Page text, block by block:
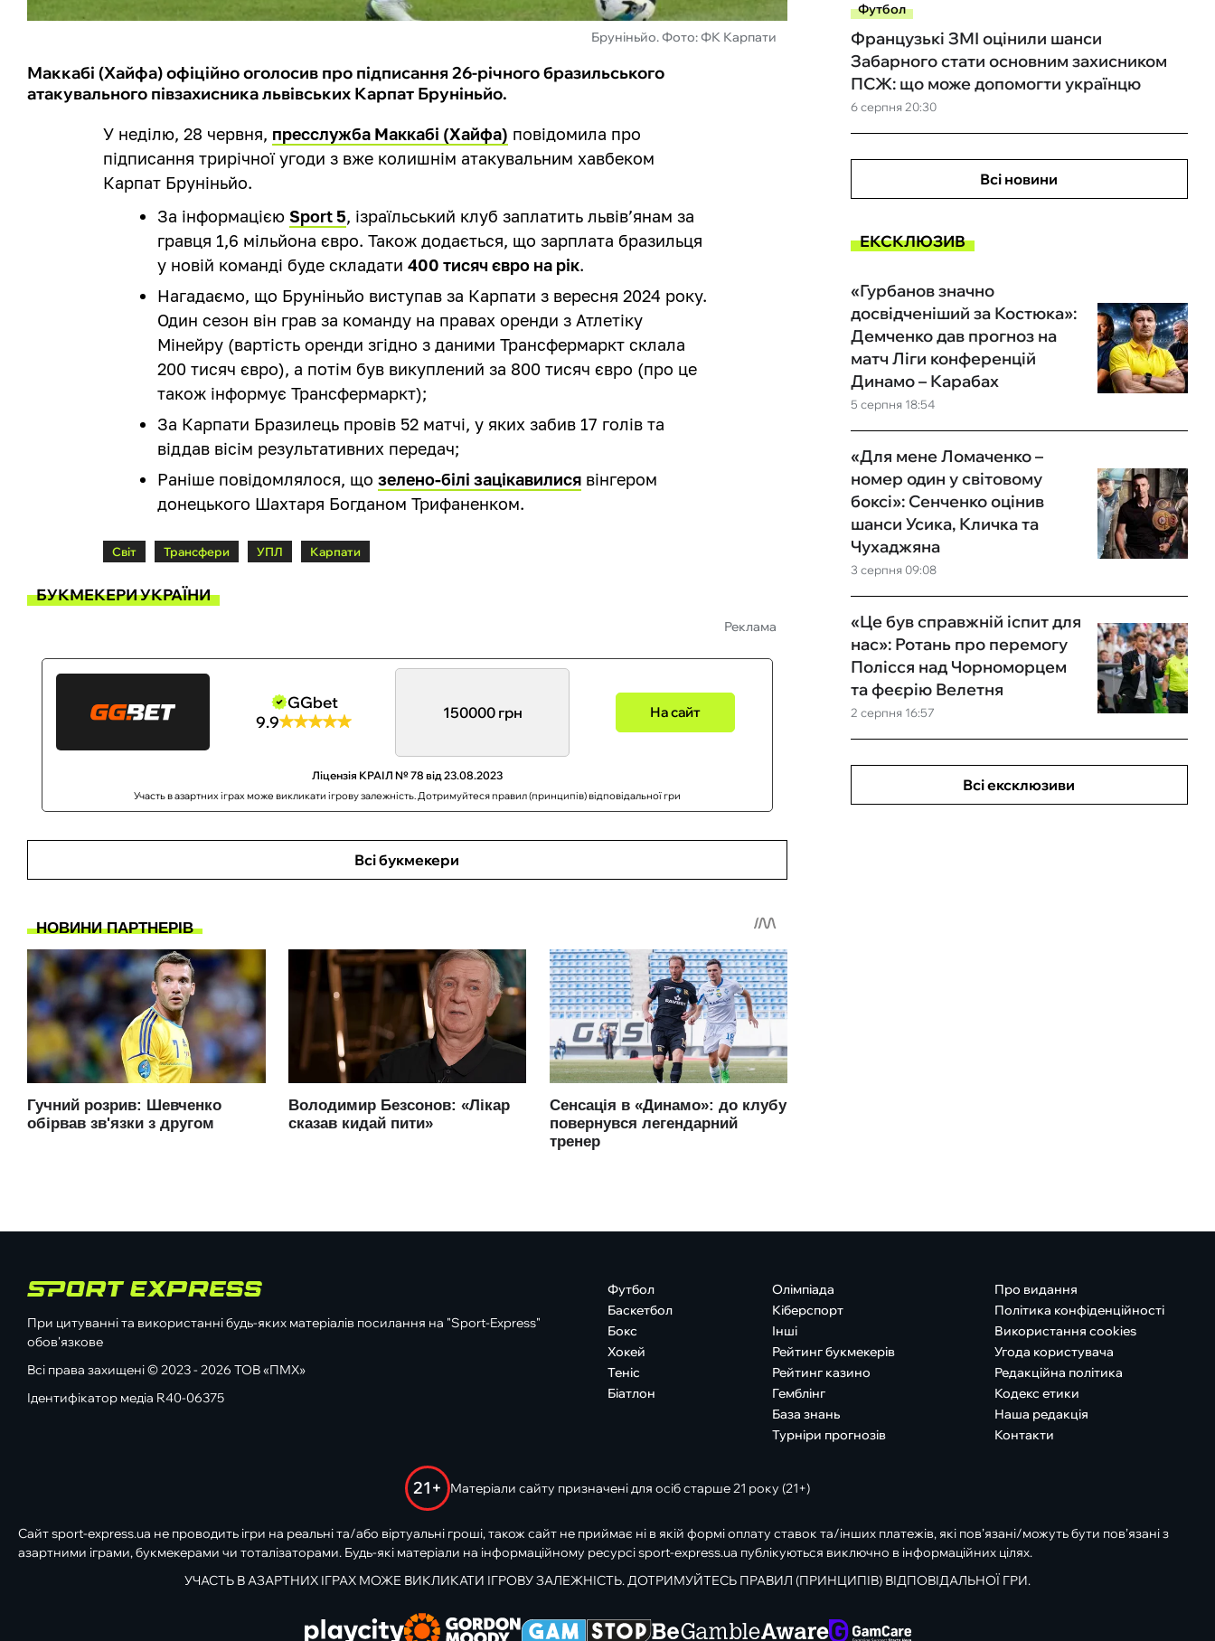
Бруніньйо. Фото: ФК Карпати
Маккабі (Хайфа) офіційно оголосив про підписання 26-річного бразильського
атакувального півзахисника львівських Карпат Бруніньйо.
У неділю, 28 червня, пресслужба Маккабі (Хайфа) повідомила про
підписання трирічної угоди з вже колишнім атакувальним хавбеком
Карпат Бруніньйо.
За інформацієюSport 5, ізраїльський клуб заплатить львів’янам за
гравця 1,6 мільйона євро. Також додається, що зарплата бразильця
у новій команді буде складати400 тисяч євро на рік.
Нагадаємо, що Бруніньйо виступав за Карпати з вересня 2024 року.
Один сезон він грав за команду на правах оренди з Атлетіку
Мінейру (вартість оренди згідно з даними Трансфермаркт склала
200 тисяч євро), а потім був викуплений за 800 тисяч євро (про це
також інформує Трансфермаркт);
За Карпати Бразилець провів 52 матчі, у яких забив 17 голів та
віддав вісім результативних передач;
Раніше повідомлялося, щозелено-білі зацікавилися вінгером
донецького Шахтаря Богданом Трифаненком.
Світ Трансфери УПЛ Карпати
БУКМЕКЕРИ УКРАЇНИ
Реклама
GGbet
9.9
150000 грн На сайт
Ліцензія КРАІЛ № 78 від 23.08.2023
Участь в азартних іграх може викликати ігрову залежність. Дотримуйтеся правил (принципів) відповідальної гри
Всі букмекери
Футбол
6 серпня 20:30
Французькі ЗМІ оцінили шанси
Забарного стати основним захисником
ПСЖ: що може допомогти українцю
Всі новини
ЕКСКЛЮЗИВ
5 серпня 18:54
«Гурбанов значно
досвідченіший за Костюка»:
Демченко дав прогноз на
матч Ліги конференцій
Динамо – Карабах
3 серпня 09:08
«Для мене Ломаченко –
номер один у світовому
боксі»: Сенченко оцінив
шанси Усика, Кличка та
Чухаджяна
2 серпня 16:57
«Це був справжній іспит для
нас»: Ротань про перемогу
Полісся над Чорноморцем
та феєрію Велетня
Всі ексклюзиви
При цитуванні та використанні будь-яких матеріалів посилання на "Sport-Express"
обов'язкове
Всі права захищені © 2023 - 2026 ТОВ «ПМХ»
Ідентифікатор медіа R40-06375
Футбол
Баскетбол
Бокс
Хокей
Теніс
Біатлон
Олімпіада
Кіберспорт
Інші
Рейтинг букмекерів
Рейтинг казино
Гемблінг
База знань
Турніри прогнозів
Про видання
Політика конфіденційності
Використання cookies
Угода користувача
Редакційна політика
Кодекс етики
Наша редакція
Контакти
21+ Матеріали сайту призначені для осіб старше 21 року (21+)
Сайт sport-express.ua не проводить ігри на реальні та/або віртуальні гроші, також сайт не приймає ні в якій формі оплату ставок та/інших платежів, які пов’язані/можуть бути пов’язані з
азартними іграми, букмекерами чи тоталізаторами. Будь-які матеріали на інформаційному ресурсі sport-express.ua публікуються виключно в інформаційних цілях.
УЧАСТЬ В АЗАРТНИХ ІГРАХ МОЖЕ ВИКЛИКАТИ ІГРОВУ ЗАЛЕЖНІСТЬ. ДОТРИМУЙТЕСЬ ПРАВИЛ (ПРИНЦИПІВ) ВІДПОВІДАЛЬНОЇ ГРИ.